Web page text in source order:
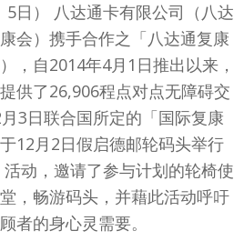
5日） 八达通卡有限公司（八达
会）携手合作之「八达通复康
，自2014年4月1日推出以来，
供了26,906程点对点无障碍交
3日联合国所定的「国际复康
12月2日假启德邮轮码头举行
活动，邀请了参与计划的轮椅使
，畅游码头，并藉此活动呼吁
者的身心灵需要。